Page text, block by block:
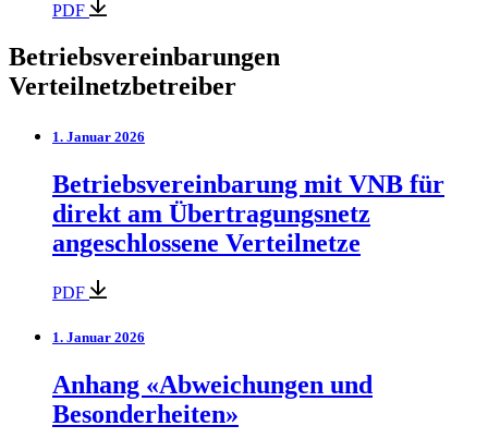
PDF
Betriebsvereinbarungen
Verteilnetzbetreiber
1. Januar 2026
Betriebsvereinbarung mit VNB für
direkt am Übertragungsnetz
angeschlossene Verteilnetze
PDF
1. Januar 2026
Anhang «Abweichungen und
Besonderheiten»